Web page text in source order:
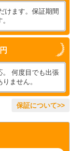
けます。保証期間
。 何度目でも出張
ません。
保証について>>